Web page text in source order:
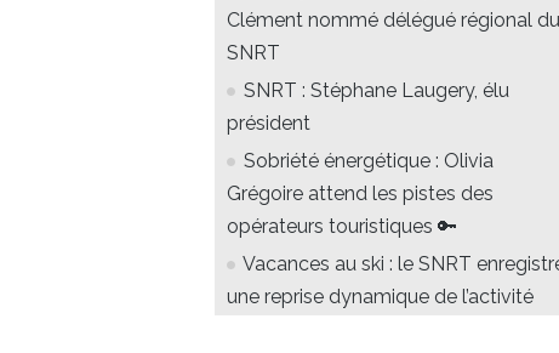
Clément nommé délégué régional du
SNRT
SNRT : Stéphane Laugery, élu
président
Sobriété énergétique : Olivia
Grégoire attend les pistes des
opérateurs touristiques 🔑
Vacances au ski : le SNRT
une reprise dynamique de l’activité